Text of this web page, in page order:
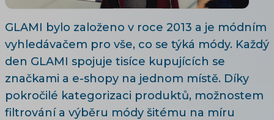
GLAMI bylo založeno v roce 2013 a je módním
vyhledávačem pro vše, co se týká módy. Každý
den GLAMI spojuje tisíce kupujících se
značkami a e-shopy na jednom místě. Díky
pokročilé kategorizaci produktů, možnostem
filtrování a výběru módy šitému na míru